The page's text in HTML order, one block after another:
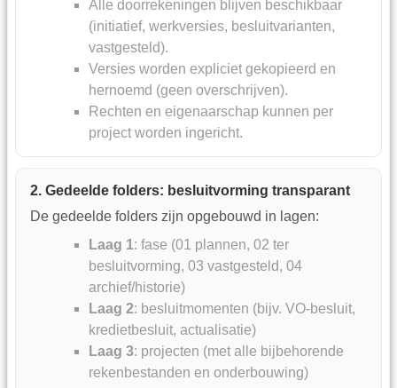
Alle doorrekeningen blijven beschikbaar
(initiatief, werkversies, besluitvarianten,
vastgesteld).
Versies worden expliciet gekopieerd en
hernoemd (geen overschrijven).
Rechten en eigenaarschap kunnen per
project worden ingericht.
2. Gedeelde folders: besluitvorming transparant
De gedeelde folders zijn opgebouwd in lagen:
Laag 1: fase (01 plannen, 02 ter
besluitvorming, 03 vastgesteld, 04
archief/historie)
Laag 2: besluitmomenten (bijv. VO-besluit,
kredietbesluit, actualisatie)
Laag 3: projecten (met alle bijbehorende
rekenbestanden en onderbouwing)